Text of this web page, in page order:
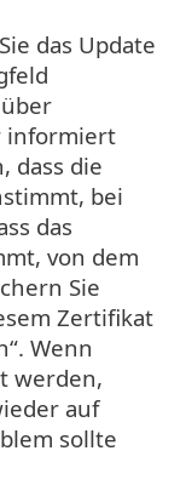
das Update
informiert
dass die
bei
das
von dem
Sie
Zertifikat
Wenn
werden,
auf
sollte